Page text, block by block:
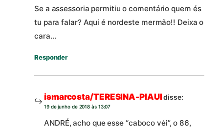
Se a assessoria permitiu o comentário quem és
tu para falar? Aqui é nordeste mermão!! Deixa o
cara…
Responder
ismarcosta/TERESINA-PIAUIdisse:
19 de junho de 2018 às 13:07
ANDRÉ, acho que esse “caboco véi”, o 86,